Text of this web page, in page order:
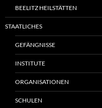
BEELITZ HEILSTÄTTEN
STAATLICHES
GEFÄNGNISSE
INSTITUTE
ORGANISATIONEN
SCHULEN